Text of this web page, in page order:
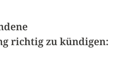
richtig zu kündigen: